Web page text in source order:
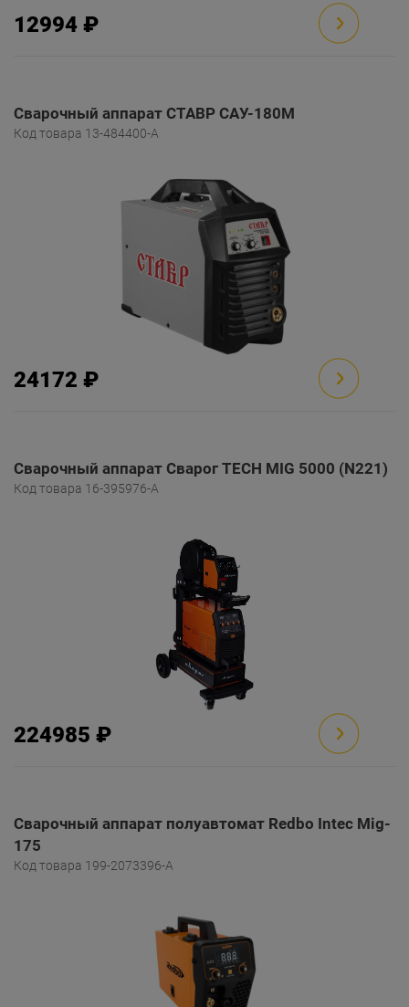
12994 ₽
Сварочный аппарат СТАВР САУ-180М
Код товара 13-484400-A
24172 ₽
Сварочный аппарат Сварог TECH MIG 5000 (N221)
Код товара 16-395976-A
224985 ₽
Сварочный аппарат полуавтомат Redbo Intec Mig-
175
Код товара 199-2073396-A